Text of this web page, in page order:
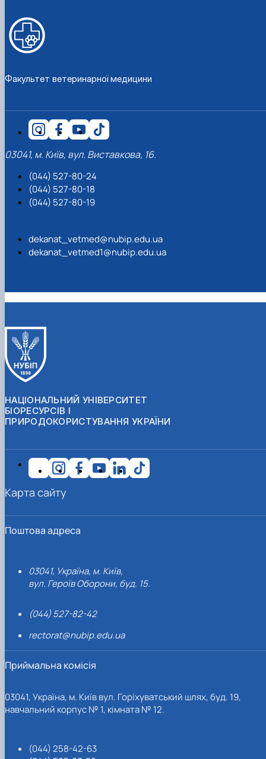
Факультет ветеринарної медицини
03041, м. Київ, вул. Виставкова, 16.
(044) 527-80-24
(044) 527-80-18
(044) 527-80-19
dekanat_vetmed@nubip.edu.ua
dekanat_vetmed1@nubip.edu.ua
НАЦІОНАЛЬНИЙ УНІВЕРСИТЕТ
БІОРЕСУРСІВ І
ПРИРОДОКОРИСТУВАННЯ УКРАЇНИ
Поштова адреса
03041, Україна, м. Київ,
вул. Героїв Оборони, буд. 15.
(044) 527-82-42
rectorat@nubip.edu.ua
Приймальна комісія
03041, Україна, м. Київ вул. Горіхуватський шлях, буд. 19,
навчальний корпус № 1, кімната № 12.
(044) 258-42-63
Карта сайту